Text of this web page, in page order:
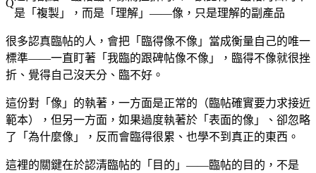
是「複製」，而是「理解」——像，只是理解的副產品
很多認真臨帖的人，會把「臨得像不像」當成衡量自己的唯一
標準——一直盯著「我臨的跟碑帖像不像」，臨得不像就很挫
折、覺得自己沒天分、臨不好。
這份對「像」的執著，一方面是正常的（臨帖確實要力求接近
範本），但另一方面，如果過度執著於「表面的像」、卻忽略
了「為什麼像」，反而會臨得很累、也學不到真正的東西。
這裡的關鍵在於認清臨帖的「目的」——臨帖的目的，不是